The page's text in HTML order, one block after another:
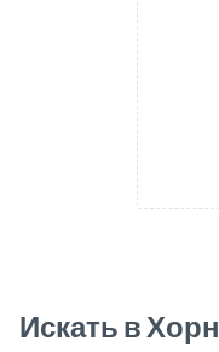
Искать в Хорн